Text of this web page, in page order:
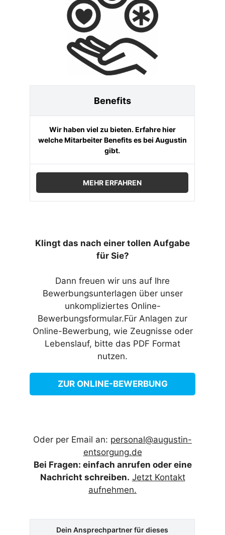
Benefits
Wir haben viel zu bieten. Erfahre hier
welche Mitarbeiter Benefits es bei Augustin
gibt.
MEHR ERFAHREN
Klingt das nach einer tollen Aufgabe
für Sie?
Dann freuen wir uns auf Ihre
Bewerbungsunterlagen über unser
unkompliziertes Online-
Bewerbungsformular.Für Anlagen zur
Online-Bewerbung, wie Zeugnisse oder
Lebenslauf, bitte das PDF Format
nutzen.
ZUR ONLINE-BEWERBUNG
Oder per Email an: personal@augustin-
entsorgung.de
Bei Fragen: einfach anrufen oder eine
Nachricht schreiben. Jetzt Kontakt
aufnehmen.
Dein Ansprechpartner für dieses